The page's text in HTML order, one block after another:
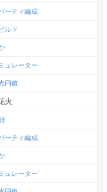
ーティ編成
ルド
ュレーター
円錐
火
ーティ編成
ュレーター